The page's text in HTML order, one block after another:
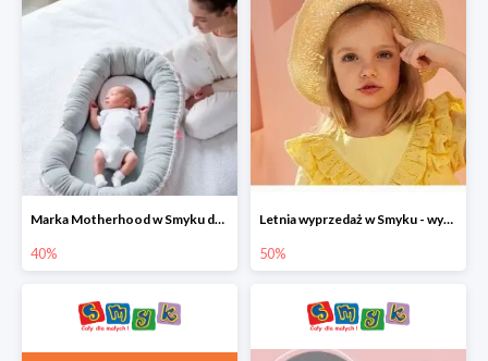
Marka Motherhood w Smyku do -40%
40%
Letnia wyprzedaż w Smyku - wybrane ubrania i buty do -50%
50%